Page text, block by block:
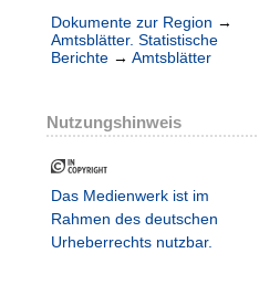
Dokumente zur Region →
Amtsblätter. Statistische
Berichte → Amtsblätter
Nutzungshinweis
Das Medienwerk ist im
Rahmen des deutschen
Urheberrechts nutzbar.